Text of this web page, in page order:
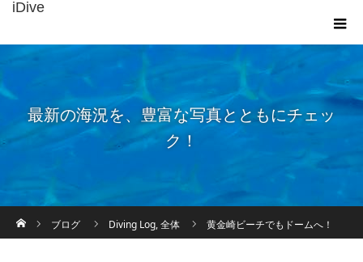
iDive
最新の海況を、豊富な写真とともにチェッ
ク！
ブログ
Diving Log,全体 黄金崎ビーチでもドームへ！